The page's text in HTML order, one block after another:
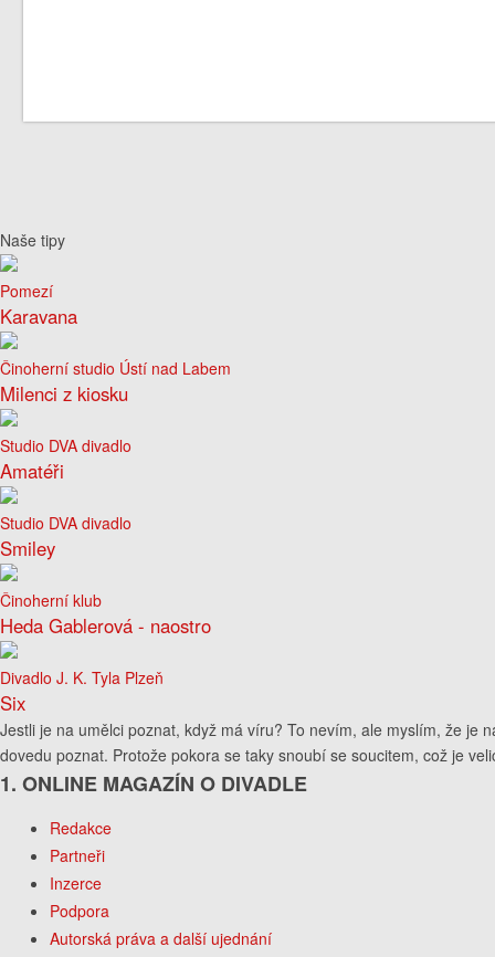
Naše tipy
Pomezí
Karavana
Činoherní studio Ústí nad Labem
Milenci z kiosku
Studio DVA divadlo
Amatéři
Studio DVA divadlo
Smiley
Činoherní klub
Heda Gablerová - naostro
Divadlo J. K. Tyla Plzeň
Six
Jestli je na umělci poznat, když má víru? To nevím, ale myslím, že je
dovedu poznat. Protože pokora se taky snoubí se soucitem, což je
1. ONLINE MAGAZÍN O DIVADLE
Redakce
Partneři
Inzerce
Podpora
Autorská práva a další ujednání